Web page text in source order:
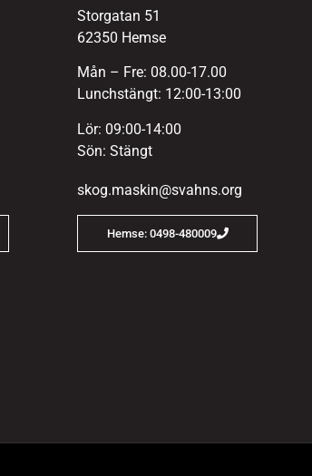
Storgatan 51
62350 Hemse
Mån – Fre: 08.00-17.00
Lunchstängt: 12:00-13:00
Lör: 09:00-14:00
Sön: Stängt
skog.maskin@svahns.org
Hemse: 0498-480009